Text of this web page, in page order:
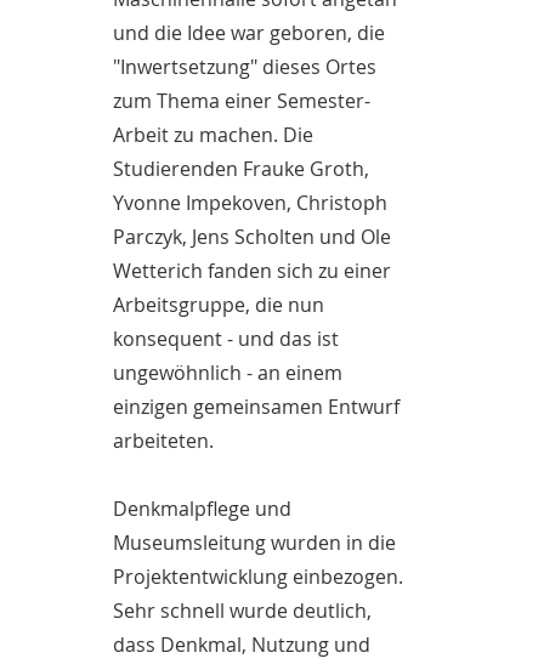
und die Idee war geboren, die
"Inwertsetzung" dieses Ortes
zum Thema einer Semester-
Arbeit zu machen. Die
Studierenden Frauke Groth,
Yvonne Impekoven, Christoph
Parczyk, Jens Scholten und Ole
Wetterich fanden sich zu einer
Arbeitsgruppe, die nun
konsequent - und das ist
ungewöhnlich - an einem
einzigen gemeinsamen Entwurf
arbeiteten.
Denkmalpflege und
Museumsleitung wurden in die
Projektentwicklung einbezogen.
Sehr schnell wurde deutlich,
dass Denkmal, Nutzung und